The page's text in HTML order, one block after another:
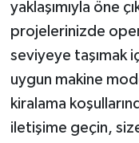
yaklaşımıyla öne
projelerinizde
seviyeye taşımak
uygun makine
kiralama
iletişime geçin,